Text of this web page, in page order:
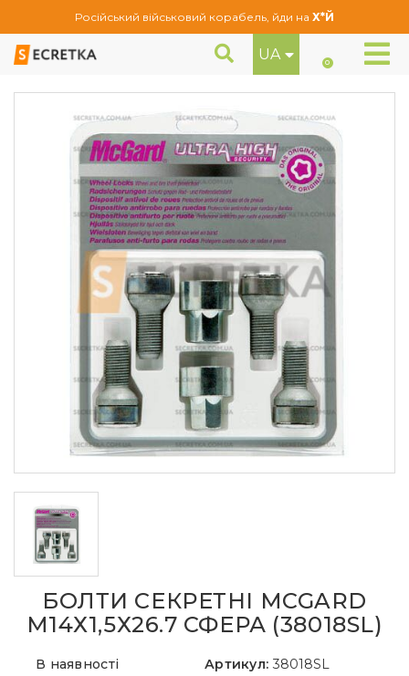
Російський військовий корабель, йди на Х*Й
UA 0
Секретне кріплення Болти секретні McGard М14Х1,5Х26.7 Сфера (38018SL)
БОЛТИ СЕКРЕТНІ MCGARD
М14Х1,5Х26.7 СФЕРА (38018SL)
В наявності Артикул: 38018SL